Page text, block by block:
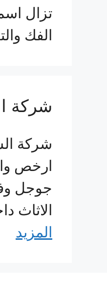
تزال
الفك
شركة السريع
شركة
ارخص
جوجل
الاثاث
المزيد